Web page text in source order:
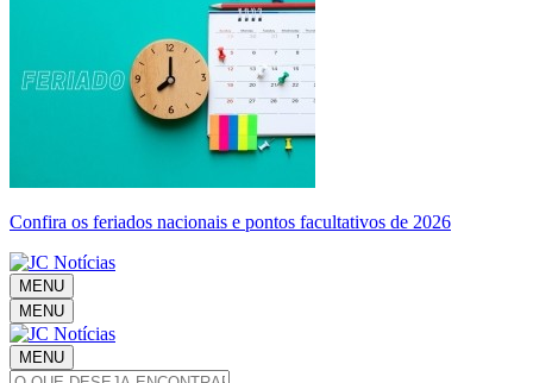
Confira os feriados nacionais e pontos facultativos de 2026
MENU
MENU
MENU